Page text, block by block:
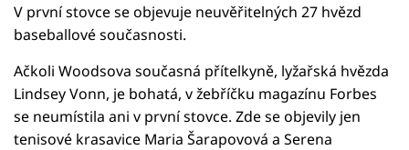
V první stovce se objevuje neuvěřitelných 27 hvězd
baseballové současnosti.
Ačkoli Woodsova současná přítelkyně, lyžařská hvězda
Lindsey Vonn, je bohatá, v žebříčku magazínu Forbes
se neumístila ani v první stovce. Zde se objevily jen
tenisové krasavice Maria Šarapovová a Serena